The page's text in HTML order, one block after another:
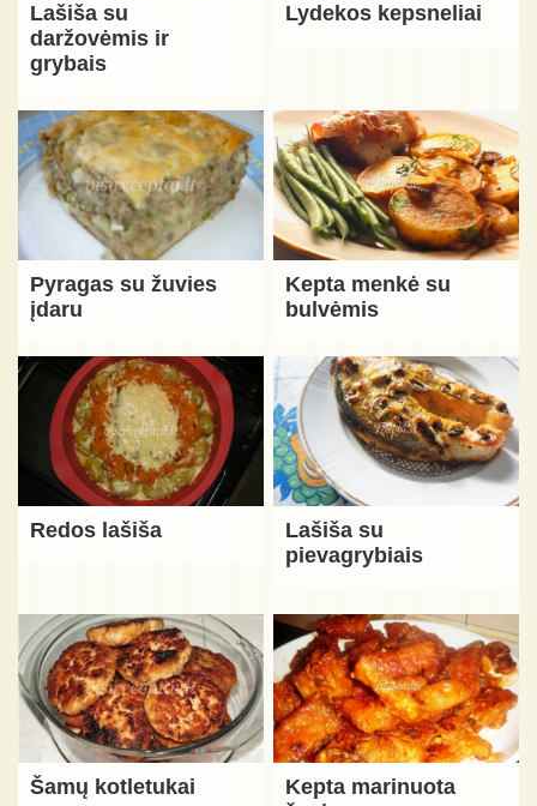
Lašiša su
daržovėmis ir
grybais
Lydekos kepsneliai
Pyragas su žuvies
įdaru
Kepta menkė su
bulvėmis
Redos lašiša
Lašiša su
pievagrybiais
Šamų kotletukai
Kepta marinuota